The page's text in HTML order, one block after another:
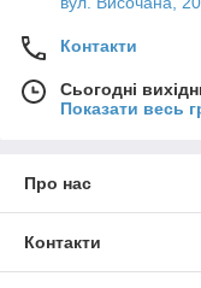
Контакти
Сьогодні
Показати весь
Про нас
Контакти